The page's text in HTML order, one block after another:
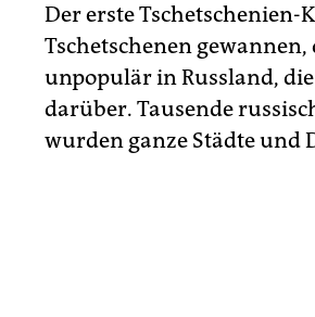
Der erste
Tschetschenen
unpopulär in Russland,
darüber. Tausende
wurden ganze Städte und